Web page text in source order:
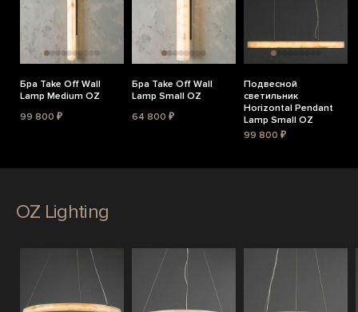
Бра Take Off Wall
Lamp Medium OZ
99 800 ₽
Бра Take Off Wall
Lamp Small OZ
64 800 ₽
Подвесной
светильник
Horizontal Pendant
Lamp Small OZ
99 800 ₽
OZ Lighting